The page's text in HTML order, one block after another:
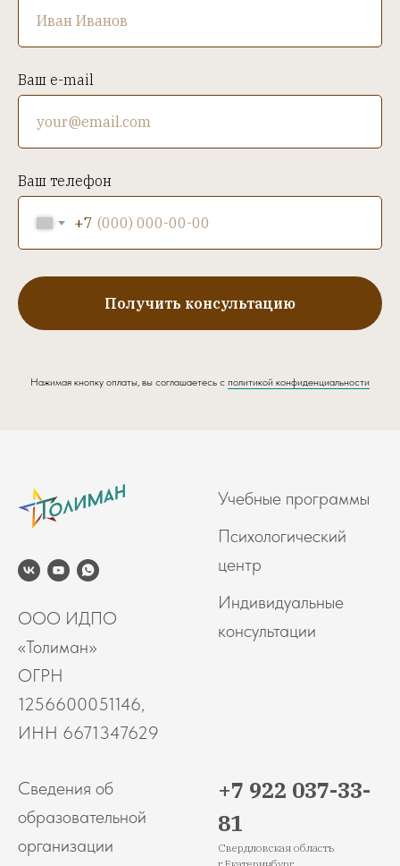
Ваш e-mail
Ваш телефон
+7
Получить консультацию
Нажимая кнопку оплаты, вы соглашаетесь с политикой конфиденциальности
ООО ИДПО
«Толиман»
ОГРН
1256600051146,
ИНН 6671347629
Учебные программы
Психологический
центр
Индивидуальные
консультации
Сведения об
образовательной
организации
+7 922 037-33-
81
Свердловская область